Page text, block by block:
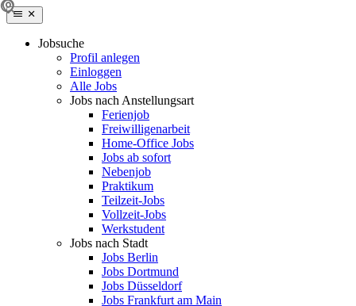
Jobsuche
Profil anlegen
Einloggen
Alle Jobs
Jobs nach Anstellungsart
Ferienjob
Freiwilligenarbeit
Home-Office Jobs
Jobs ab sofort
Nebenjob
Praktikum
Teilzeit-Jobs
Vollzeit-Jobs
Werkstudent
Jobs nach Stadt
Jobs Berlin
Jobs Dortmund
Jobs Düsseldorf
Jobs Frankfurt am Main